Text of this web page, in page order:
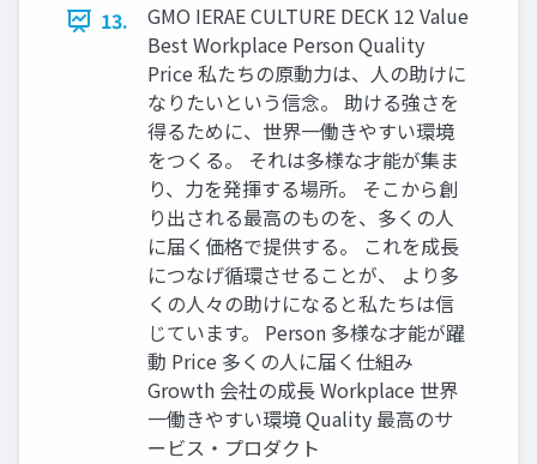
13.
GMO IERAE CULTURE DECK 12 Value
Best Workplace Person Quality
Price 私たちの原動力は、人の助けに
なりたいという信念。 助ける強さを
得るために、世界一働きやすい環境
をつくる。 それは多様な才能が集ま
り、力を発揮する場所。 そこから創
り出される最高のものを、多くの人
に届く価格で提供する。 これを成長
につなげ循環させることが、 より多
くの人々の助けになると私たちは信
じています。 Person 多様な才能が躍
動 Price 多くの人に届く仕組み
Growth 会社の成長 Workplace 世界
一働きやすい環境 Quality 最高のサ
ービス・プロダクト